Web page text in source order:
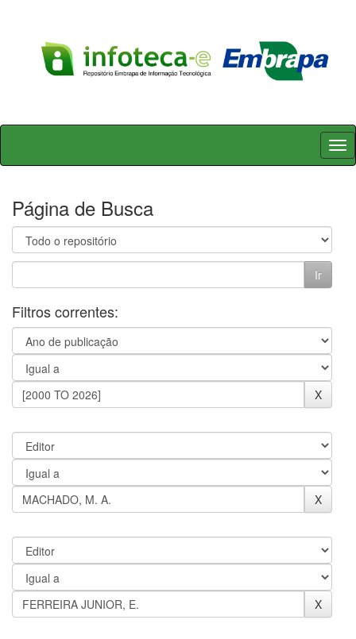
Skip
Página de Busca
Filtros correntes: